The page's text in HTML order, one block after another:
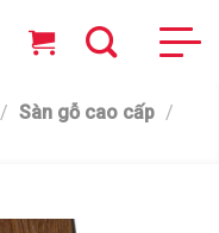
/ Sàn gỗ cao cấp /